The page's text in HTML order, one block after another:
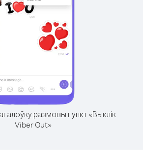
размовы пункт «Выклік
Viber Out»